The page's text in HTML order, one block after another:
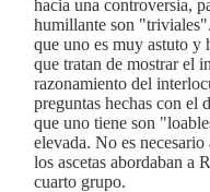
hacia una controversia,
humillante son
que uno es muy astuto
que tratan de mostrar el
razonamiento del
preguntas hechas con el
que uno tiene son
elevada. No es
los ascetas abordaban a
cuarto grupo.